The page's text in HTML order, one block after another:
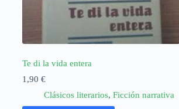
Te di la vida entera
1,90 €
Clásicos literarios, Ficción narrativa